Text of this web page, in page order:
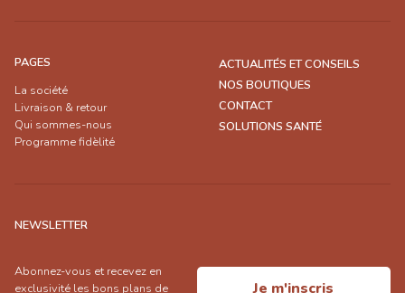
PAGES
La société
Livraison & retour
Qui sommes-nous
Programme fidèlité
ACTUALITÉS ET CONSEILS
NOS BOUTIQUES
CONTACT
SOLUTIONS SANTÉ
NEWSLETTER
Abonnez-vous et recevez en
exclusivité les bons plans de
Je m'inscris